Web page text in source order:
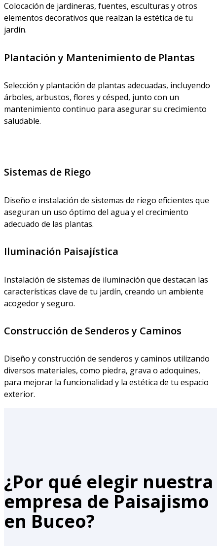
Colocación de jardineras, fuentes, esculturas y otros
elementos decorativos que realzan la estética de tu
jardín.
Plantación y Mantenimiento de Plantas
Selección y plantación de plantas adecuadas, incluyendo
árboles, arbustos, flores y césped, junto con un
mantenimiento continuo para asegurar su crecimiento
saludable.
Sistemas de Riego
Diseño e instalación de sistemas de riego eficientes que
aseguran un uso óptimo del agua y el crecimiento
adecuado de las plantas.
Iluminación Paisajística
Instalación de sistemas de iluminación que destacan las
características clave de tu jardín, creando un ambiente
acogedor y seguro.
Construcción de Senderos y Caminos
Diseño y construcción de senderos y caminos utilizando
diversos materiales, como piedra, grava o adoquines,
para mejorar la funcionalidad y la estética de tu espacio
exterior.
¿Por qué elegir nuestra
empresa de Paisajismo
en Buceo?